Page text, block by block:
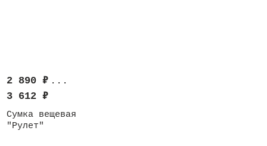
2 890 ₽ ...
3 612 ₽
Сумка вещевая
"Рулет"